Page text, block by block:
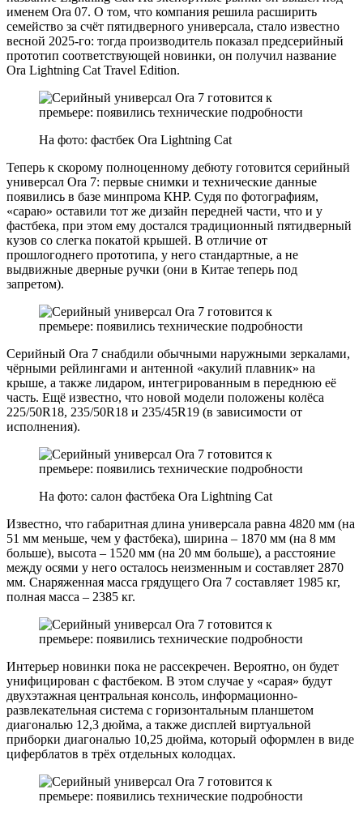
именем Ora 07. О том, что компания решила расширить
семейство за счёт пятидверного универсала, стало известно
весной 2025-го: тогда производитель показал предсерийный
прототип соответствующей новинки, он получил название
Ora Lightning Cat Travel Edition.
На фото: фастбек Ora Lightning Cat
Теперь к скорому полноценному дебюту готовится серийный
универсал Ora 7: первые снимки и технические данные
появились в базе минпрома КНР. Судя по фотографиям,
«сараю» оставили тот же дизайн передней части, что и у
фастбека, при этом ему достался традиционный пятидверный
кузов со слегка покатой крышей. В отличие от
прошлогоднего прототипа, у него стандартные, а не
выдвижные дверные ручки (они в Китае теперь под
запретом).
Серийный Ora 7 снабдили обычными наружными зеркалами,
чёрными рейлингами и антенной «акулий плавник» на
крыше, а также лидаром, интегрированным в переднюю её
часть. Ещё известно, что новой модели положены колёса
225/50R18, 235/50R18 и 235/45R19 (в зависимости от
исполнения).
На фото: салон фастбека Ora Lightning Cat
Известно, что габаритная длина универсала равна 4820 мм (на
51 мм меньше, чем у фастбека), ширина – 1870 мм (на 8 мм
больше), высота – 1520 мм (на 20 мм больше), а расстояние
между осями у него осталось неизменным и составляет 2870
мм. Снаряженная масса грядущего Ora 7 составляет 1985 кг,
полная масса – 2385 кг.
Интерьер новинки пока не рассекречен. Вероятно, он будет
унифицирован с фастбеком. В этом случае у «сарая» будут
двухэтажная центральная консоль, информационно-
развлекательная система с горизонтальным планшетом
диагональю 12,3 дюйма, а также дисплей виртуальной
приборки диагональю 10,25 дюйма, который оформлен в виде
циферблатов в трёх отдельных колодцах.